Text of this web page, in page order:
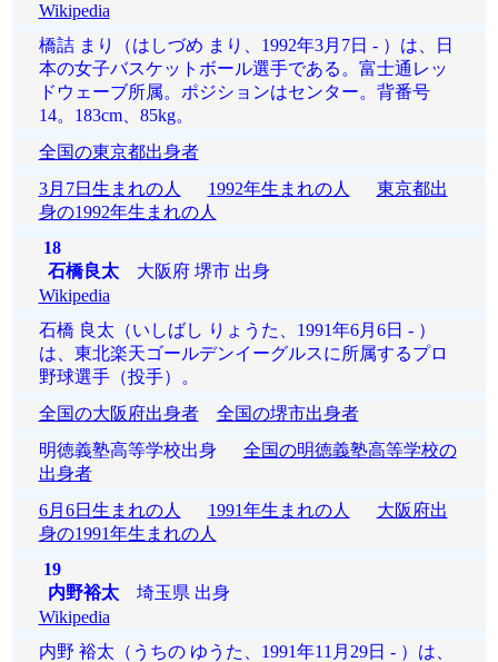
Wikipedia
橋詰 まり（はしづめ まり、1992年3月7日 - ）は、日
本の女子バスケットボール選手である。富士通レッ
ドウェーブ所属。ポジションはセンター。背番号
14。183cm、85kg。
全国の東京都出身者
3月7日生まれの人
1992年生まれの人
東京都出
身の1992年生まれの人
18
石橋良太大阪府 堺市 出身
Wikipedia
石橋 良太（いしばし りょうた、1991年6月6日 - ）
は、東北楽天ゴールデンイーグルスに所属するプロ
野球選手（投手）。
全国の大阪府出身者
全国の堺市出身者
明徳義塾高等学校出身 全国の明徳義塾高等学校の
出身者
6月6日生まれの人
1991年生まれの人
大阪府出
身の1991年生まれの人
19
内野裕太埼玉県 出身
Wikipedia
内野 裕太（うちの ゆうた、1991年11月29日 - ）は、